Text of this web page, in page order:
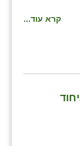
קרא עוד...